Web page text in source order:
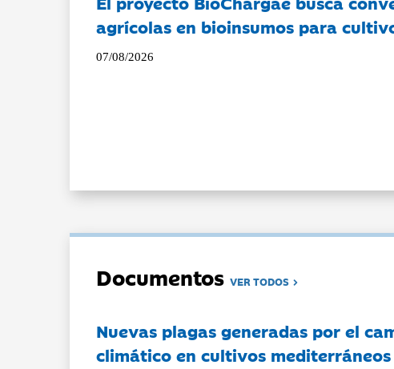
agrícolas en bioinsumos para
07/08/2026
DocumentosVER TODOS
Nuevas plagas generadas por el
climático en cultivos mediterráneos